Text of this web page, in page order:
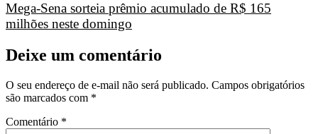
Mega-Sena sorteia prêmio acumulado de R$ 165
milhões neste domingo
Deixe um comentário
O seu endereço de e-mail não será publicado. Campos obrigatórios
são marcados com *
Comentário *